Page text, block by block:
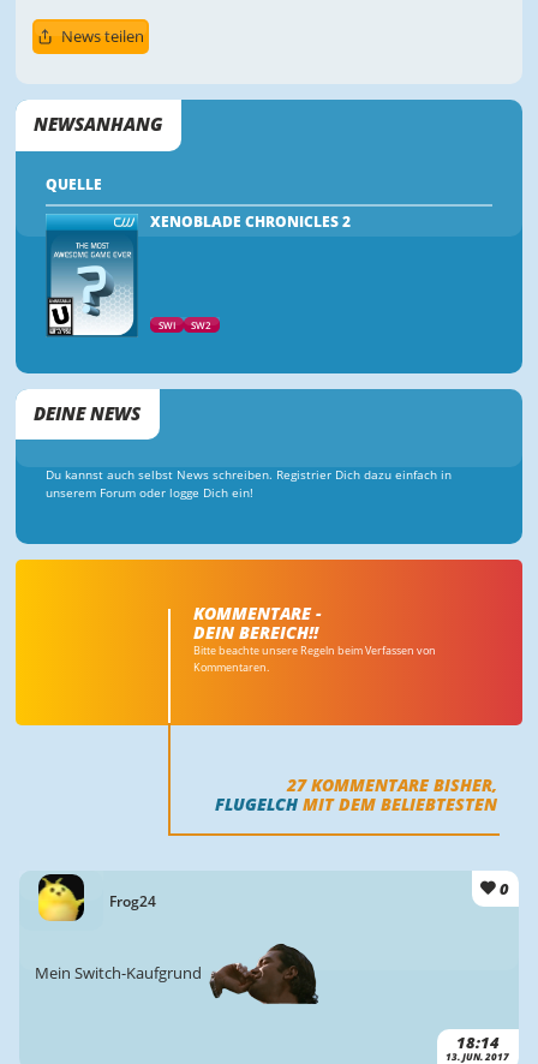
News teilen
NEWSANHANG
QUELLE
XENOBLADE CHRONICLES 2
SWI SW2
DEINE NEWS
Du kannst auch selbst News schreiben. Registrier Dich dazu einfach in
unserem Forum oder logge Dich ein!
KOMMENTARE -
DEIN BEREICH!!
Bitte beachte unsere Regeln beim Verfassen von
Kommentaren.
27KOMMENTARE BISHER,
FLUGELCH MIT DEM BELIEBTESTEN
Frog24
0
18:14
13. JUN. 2017
Mein Switch-Kaufgrund